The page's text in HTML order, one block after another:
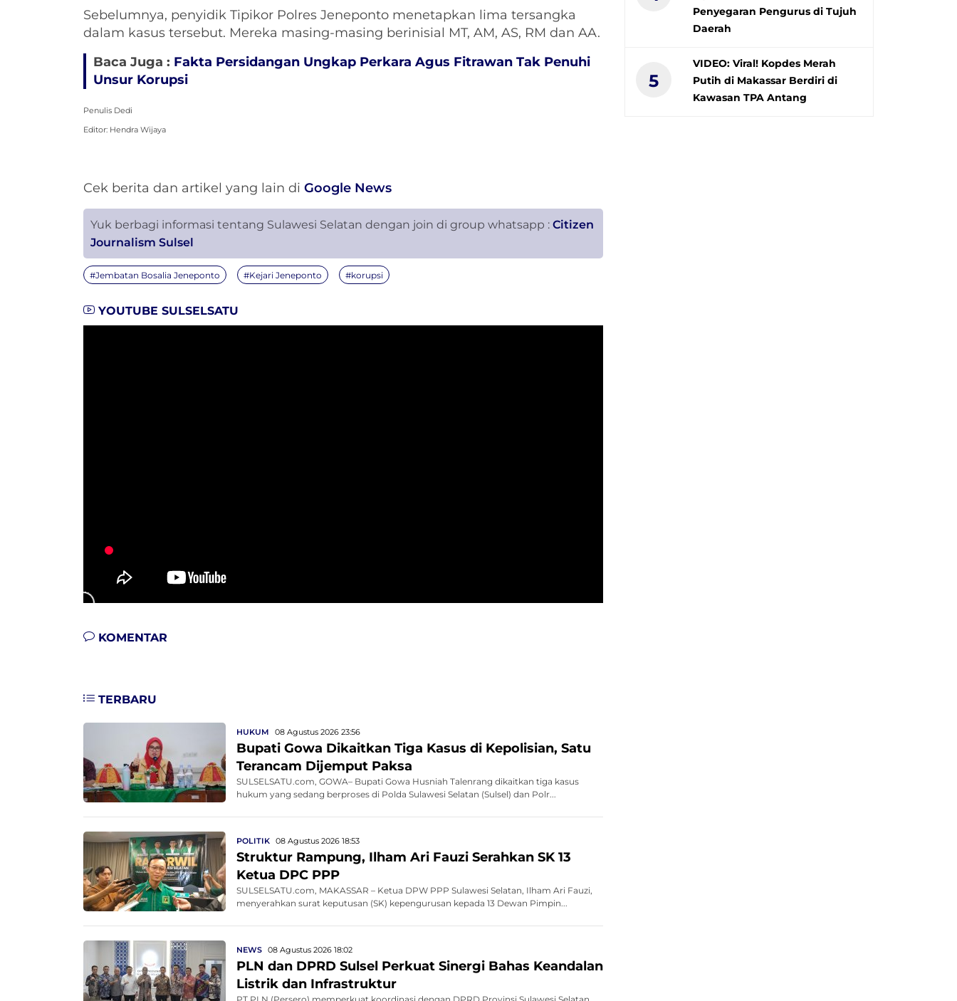
Sebelumnya, penyidik Tipikor Polres Jeneponto menetapkan lima tersangka
dalam kasus tersebut. Mereka masing-masing berinisial MT, AM, AS, RM dan AA.
Baca Juga : Fakta Persidangan Ungkap Perkara Agus Fitrawan Tak Penuhi
Unsur Korupsi
Penulis Dedi
Editor: Hendra Wijaya
Cek berita dan artikel yang lain di Google News
Yuk berbagi informasi tentang Sulawesi Selatan dengan join di group whatsapp : Citizen
Journalism Sulsel
#Jembatan Bosalia Jeneponto #Kejari Jeneponto #korupsi
YOUTUBE SULSELSATU
KOMENTAR
TERBARU
HUKUM 08 Agustus 2026 23:56
Bupati Gowa Dikaitkan Tiga Kasus di Kepolisian, Satu
Terancam Dijemput Paksa
SULSELSATU.com, GOWA– Bupati Gowa Husniah Talenrang dikaitkan tiga kasus
hukum yang sedang berproses di Polda Sulawesi Selatan (Sulsel) dan Polr...
POLITIK 08 Agustus 2026 18:53
Struktur Rampung, Ilham Ari Fauzi Serahkan SK 13
Ketua DPC PPP
SULSELSATU.com, MAKASSAR – Ketua DPW PPP Sulawesi Selatan, Ilham Ari Fauzi,
menyerahkan surat keputusan (SK) kepengurusan kepada 13 Dewan Pimpin...
NEWS 08 Agustus 2026 18:02
PLN dan DPRD Sulsel Perkuat Sinergi Bahas Keandalan
Listrik dan Infrastruktur
Penyegaran Pengurus di Tujuh
Daerah
5
VIDEO: Viral! Kopdes Merah
Putih di Makassar Berdiri di
Kawasan TPA Antang